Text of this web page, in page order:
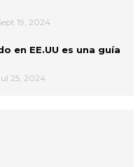
19, 2024
en EE.UU es una guía
25, 2024